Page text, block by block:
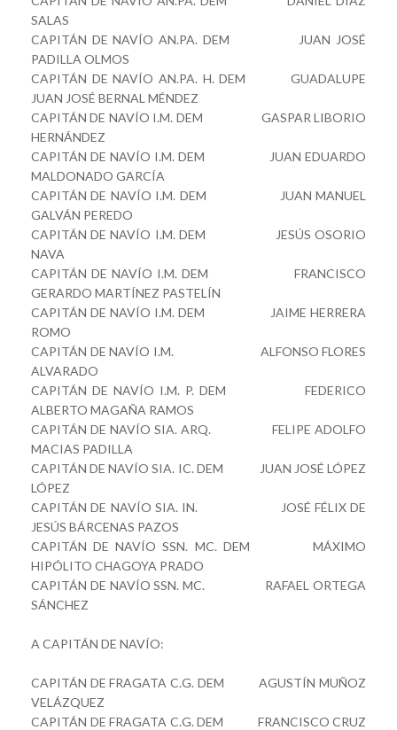
SALAS
CAPITÁN DE NAVÍO AN.PA. DEM JUAN JOSÉ
PADILLA OLMOS
CAPITÁN DE NAVÍO AN.PA. H. DEM GUADALUPE
JUAN JOSÉ BERNAL MÉNDEZ
CAPITÁN DE NAVÍO I.M. DEM GASPAR LIBORIO
HERNÁNDEZ
CAPITÁN DE NAVÍO I.M. DEM JUAN EDUARDO
MALDONADO GARCÍA
CAPITÁN DE NAVÍO I.M. DEM JUAN MANUEL
GALVÁN PEREDO
CAPITÁN DE NAVÍO I.M. DEM JESÚS OSORIO
NAVA
CAPITÁN DE NAVÍO I.M. DEM FRANCISCO
GERARDO MARTÍNEZ PASTELÍN
CAPITÁN DE NAVÍO I.M. DEM JAIME HERRERA
ROMO
CAPITÁN DE NAVÍO I.M. ALFONSO FLORES
ALVARADO
CAPITÁN DE NAVÍO I.M. P. DEM FEDERICO
ALBERTO MAGAÑA RAMOS
CAPITÁN DE NAVÍO SIA. ARQ. FELIPE ADOLFO
MACIAS PADILLA
CAPITÁN DE NAVÍO SIA. IC. DEM JUAN JOSÉ LÓPEZ
LÓPEZ
CAPITÁN DE NAVÍO SIA. IN. JOSÉ FÉLIX DE
JESÚS BÁRCENAS PAZOS
CAPITÁN DE NAVÍO SSN. MC. DEM MÁXIMO
HIPÓLITO CHAGOYA PRADO
CAPITÁN DE NAVÍO SSN. MC. RAFAEL ORTEGA
SÁNCHEZ
A CAPITÁN DE NAVÍO:
CAPITÁN DE FRAGATA C.G. DEM AGUSTÍN MUÑOZ
VELÁZQUEZ
CAPITÁN DE FRAGATA C.G. DEM FRANCISCO CRUZ